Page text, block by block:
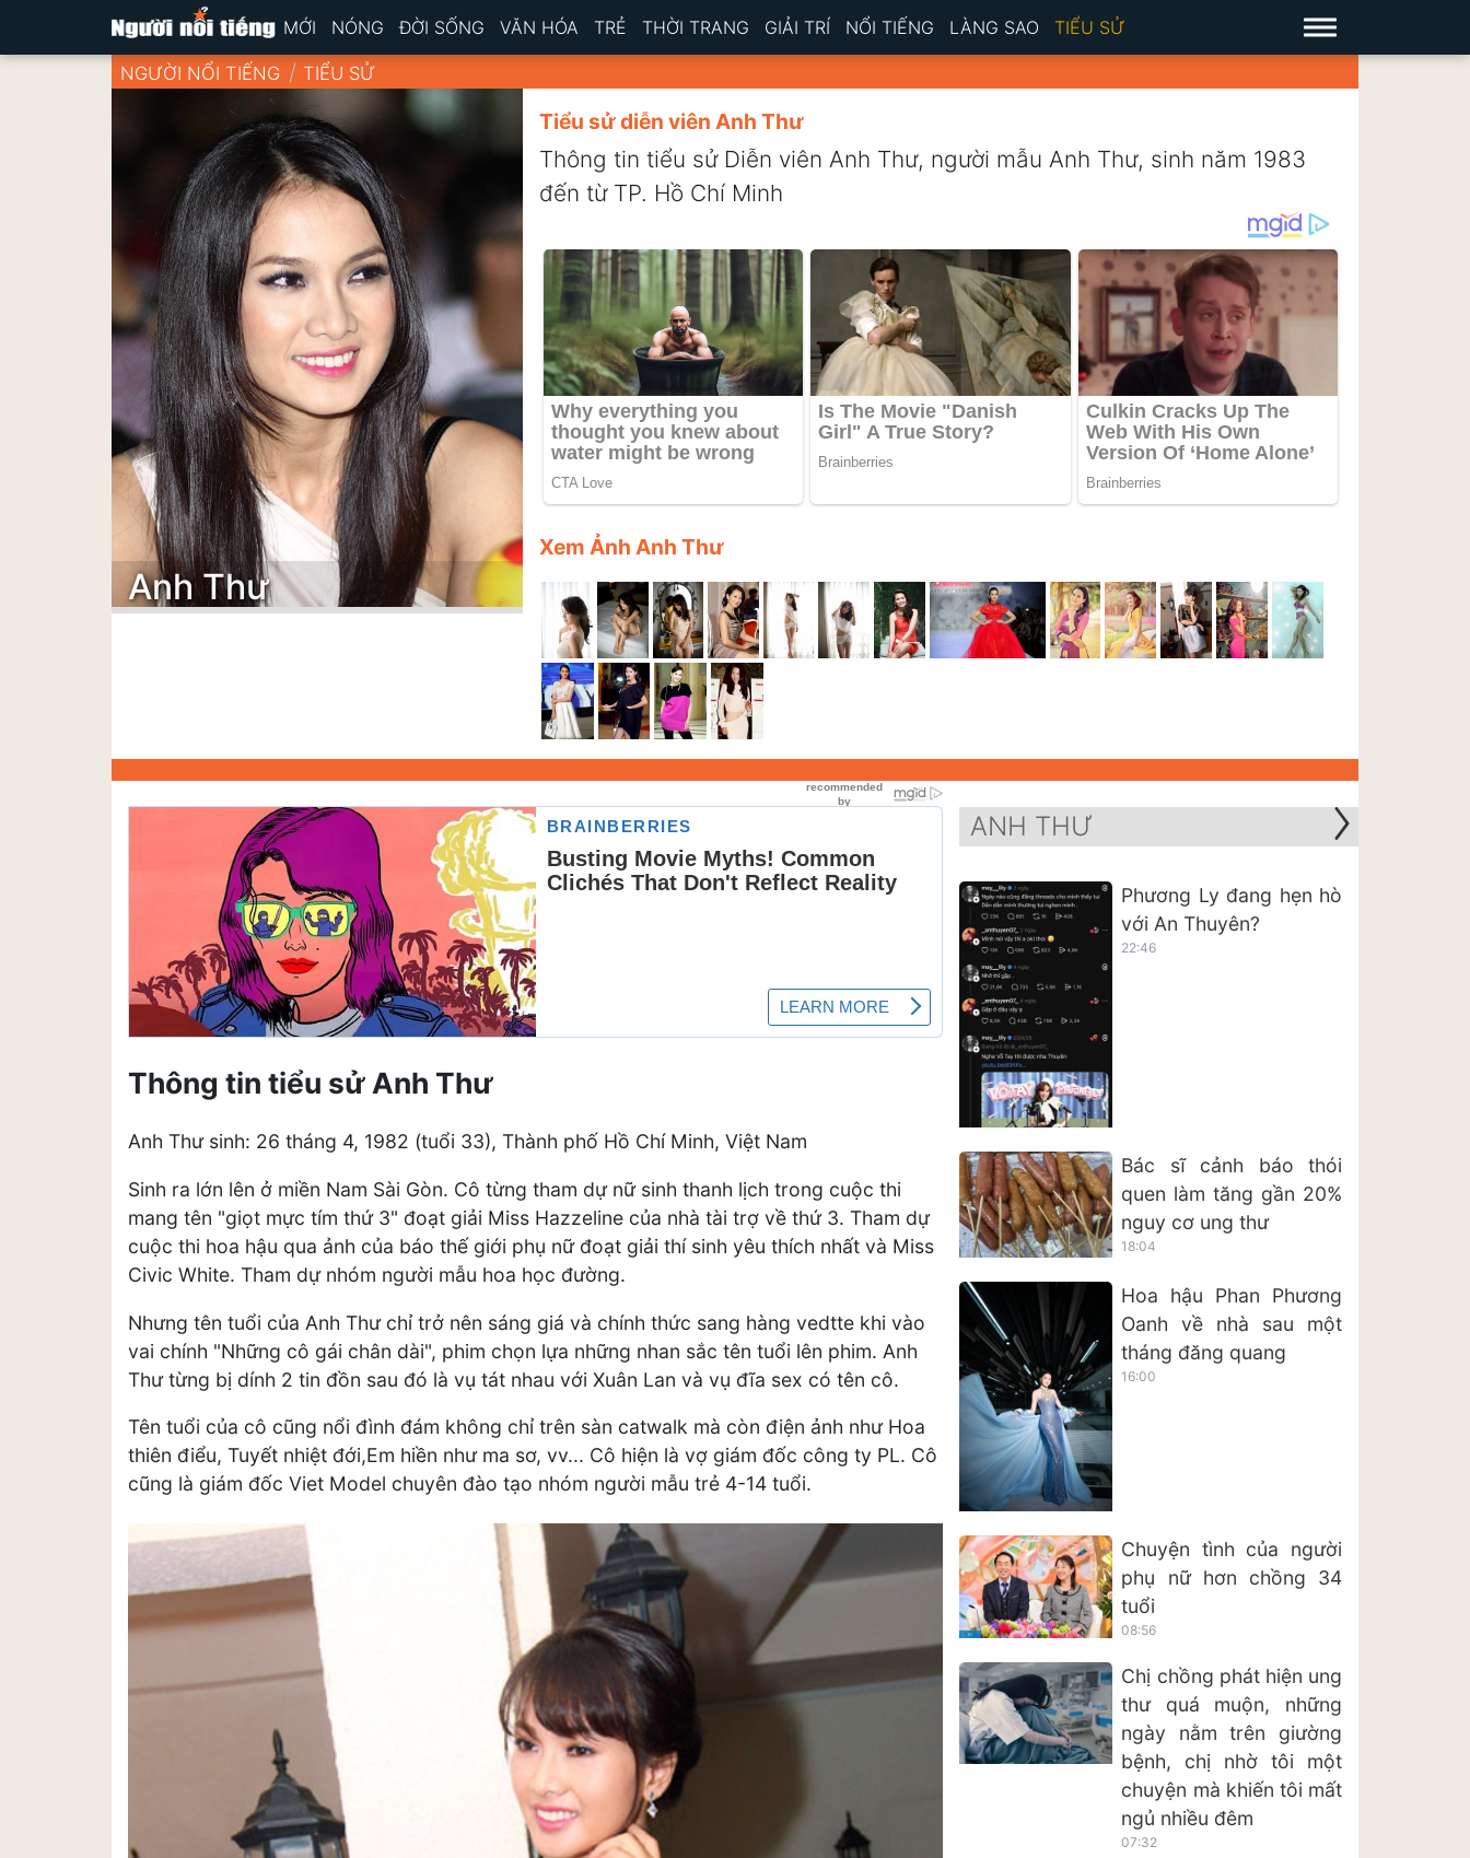
MỚI NÓNG ĐỜI SỐNG VĂN HÓA TRẺ THỜI TRANG GIẢI TRÍ NỔI TIẾNG LÀNG SAO TIỂU SỬ
NGƯỜI NỔI TIẾNG TIỂU SỬ
Anh Thư
Tiểu sử diễn viên Anh Thư
Thông tin tiểu sử Diễn viên Anh Thư, người mẫu Anh Thư, sinh năm 1983
đến từ TP. Hồ Chí Minh
Xem Ảnh Anh Thư
Thông tin tiểu sử Anh Thư
Anh Thư sinh: 26 tháng 4, 1982 (tuổi 33), Thành phố Hồ Chí Minh, Việt Nam
Sinh ra lớn lên ở miền Nam Sài Gòn. Cô từng tham dự nữ sinh thanh lịch trong cuộc thi
mang tên "giọt mực tím thứ 3" đoạt giải Miss Hazzeline của nhà tài trợ về thứ 3. Tham dự
cuộc thi hoa hậu qua ảnh của báo thế giới phụ nữ đoạt giải thí sinh yêu thích nhất và Miss
Civic White. Tham dự nhóm người mẫu hoa học đường.
Nhưng tên tuổi của Anh Thư chỉ trở nên sáng giá và chính thức sang hàng vedtte khi vào
vai chính "Những cô gái chân dài", phim chọn lựa những nhan sắc tên tuổi lên phim. Anh
Thư từng bị dính 2 tin đồn sau đó là vụ tát nhau với Xuân Lan và vụ đĩa sex có tên cô.
Tên tuổi của cô cũng nổi đình đám không chỉ trên sàn catwalk mà còn điện ảnh như Hoa
thiên điểu, Tuyết nhiệt đới,Em hiền như ma sơ, vv... Cô hiện là vợ giám đốc công ty PL. Cô
cũng là giám đốc Viet Model chuyên đào tạo nhóm người mẫu trẻ 4-14 tuổi.
ANH THƯ
Phương Ly đang hẹn hò
với An Thuyên?
22:46
Bác sĩ cảnh báo thói
quen làm tăng gần 20%
nguy cơ ung thư
18:04
Hoa hậu Phan Phương
Oanh về nhà sau một
tháng đăng quang
16:00
Chuyện tình của người
phụ nữ hơn chồng 34
tuổi
08:56
Chị chồng phát hiện ung
thư quá muộn, những
ngày nằm trên giường
bệnh, chị nhờ tôi một
chuyện mà khiến tôi mất
ngủ nhiều đêm
07:32